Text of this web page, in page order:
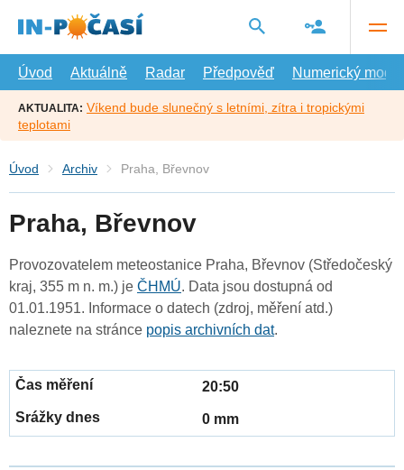
hlavní
Úvod
Aktuálně Radar Předpověď Numerický model
AKTUALITA: Víkend bude slunečný s letními, zítra i tropickými
teplotami
Úvod Archiv Praha, Břevnov
Praha, Břevnov
Provozovatelem meteostanice Praha, Břevnov (Středočeský
kraj, 355 m n. m.) je ČHMÚ. Data jsou dostupná od
01.01.1951. Informace o datech (zdroj, měření atd.)
naleznete na stránce popis archivních dat.
20:50
0 mm